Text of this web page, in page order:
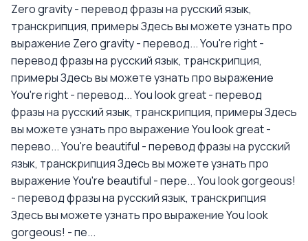
Zero gravity - перевод фразы на русский язык,
транскрипция, примерыЗдесь вы можете узнать про
выражение Zero gravity - перевод...You're right -
перевод фразы на русский язык, транскрипция,
примерыЗдесь вы можете узнать про выражение
You're right - перевод...You look great - перевод
фразы на русский язык, транскрипция, примерыЗдесь
вы можете узнать про выражение You look great -
перево...You're beautiful - перевод фразы на русский
язык, транскрипцияЗдесь вы можете узнать про
выражение You're beautiful - пере...You look gorgeous!
- перевод фразы на русский язык, транскрипция
Здесь вы можете узнать про выражение You look
gorgeous! - пе...